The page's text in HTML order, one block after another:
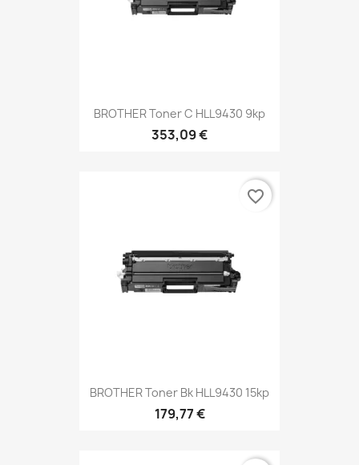
BROTHER Toner C HLL9430 9kp
353,09 €
BROTHER Toner Bk HLL9430 15kp
179,77 €
favorite_border